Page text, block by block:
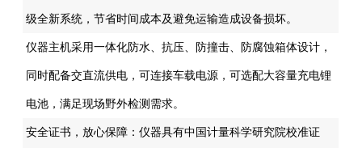
级全新系统，节省时间成本及避免运输造成设备损坏。
仪器主机采用一体化防水、抗压、防撞击、防腐蚀箱体设计，
同时配备交直流供电，可连接车载电源，可选配大容量充电锂
电池，满足现场野外检测需求。
安全证书，放心保障：仪器具有中国计量科学研究院校准证